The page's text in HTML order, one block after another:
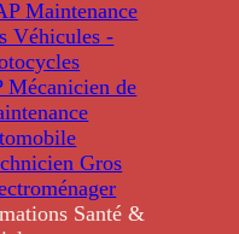
Maintenance
Véhicules -
Mécanicien de
Gros
Santé &